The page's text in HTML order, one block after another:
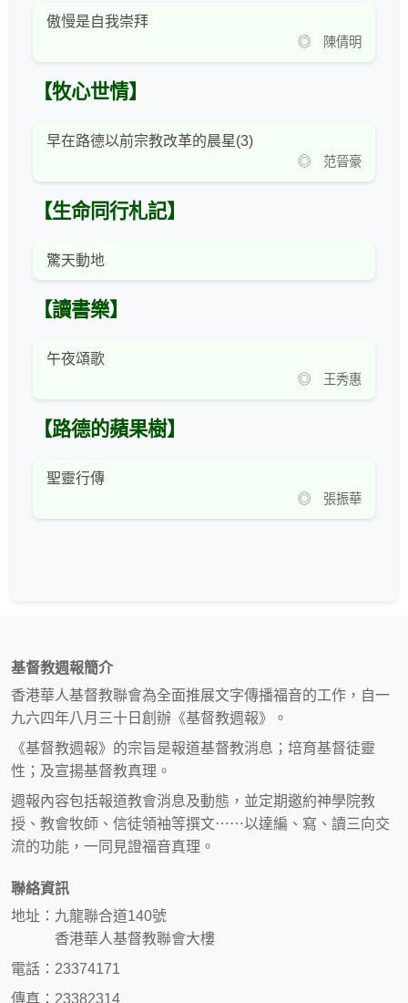
傲慢是自我崇拜
◎ 陳倩明
【牧心世情】
早在路德以前宗教改革的晨星(3)
◎ 范晉豪
【生命同行札記】
驚天動地
【讀書樂】
午夜頌歌
◎ 王秀惠
【路德的蘋果樹】
聖靈行傳
◎ 張振華
基督教週報簡介
香港華人基督教聯會為全面推展文字傳播福音的工作，自一
九六四年八月三十日創辦《基督教週報》。
《基督教週報》的宗旨是報道基督教消息；培育基督徒靈
性；及宣揚基督教真理。
週報內容包括報道教會消息及動態，並定期邀約神學院教
授、教會牧師、信徒領袖等撰文⋯⋯以達編、寫、讀三向交
流的功能，一同見證福音真理。
聯絡資訊
地址：九龍聯合道140號
香港華人基督教聯會大樓
電話：23374171
傳真：23382314